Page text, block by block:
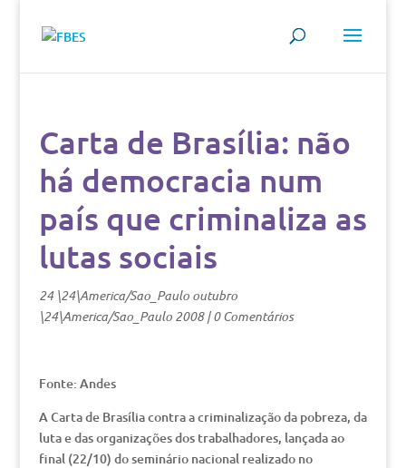
Carta de Brasília: não
há democracia num
país que criminaliza as
lutas sociais
24 \24\America/Sao_Paulo outubro
\24\America/Sao_Paulo 2008|0 Comentários
Fonte: Andes
A Carta de Brasília contra a criminalização da pobreza, da
luta e das organizações dos trabalhadores, lançada ao
final (22/10) do seminário nacional realizado no